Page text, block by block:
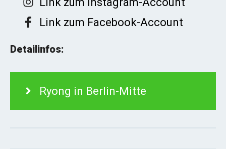
Link zum Facebook-Account
Detailinfos:
Ryong in Berlin-Mitte